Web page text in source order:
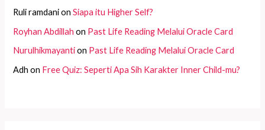
Ruli ramdanionSiapa itu Higher Self?
Royhan Abdillah on Past Life Reading Melalui Oracle Card
Nurulhikmayantion Past Life Reading Melalui Oracle Card
Adh on Free Quiz: Seperti Apa Sih Karakter Inner Child-mu?